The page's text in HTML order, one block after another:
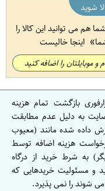
شوید
هم می توانید این کالا را
اینجا خالیست
و موبایلتان را اضافه کنید
بازگشت تمام هزینه
به دلیل عدم مطابقت
داده شده مانند (معیوب
هزینه اضافه توسط
به شرط خرید از درگاه
و مسئولیت خریدهایی که
شوند را نمی پذیرد.